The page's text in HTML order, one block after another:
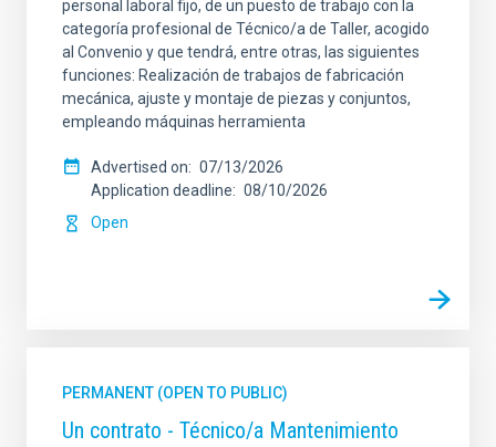
personal laboral fijo, de un puesto de trabajo con la
categoría profesional de Técnico/a de Taller, acogido
al Convenio y que tendrá, entre otras, las siguientes
funciones: Realización de trabajos de fabricación
mecánica, ajuste y montaje de piezas y conjuntos,
empleando máquinas herramienta
Advertised on
07/13/2026
Application deadline
08/10/2026
Open
PERMANENT (OPEN TO PUBLIC)
Un contrato - Técnico/a Mantenimiento